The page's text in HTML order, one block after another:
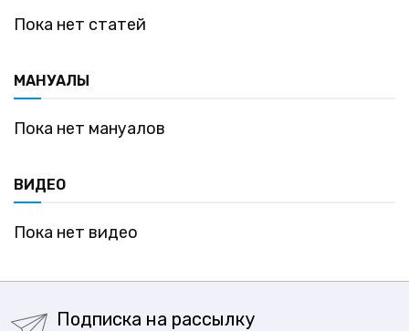
Пока нет статей
МАНУАЛЫ
Пока нет мануалов
ВИДЕО
Пока нет видео
Подписка на рассылку